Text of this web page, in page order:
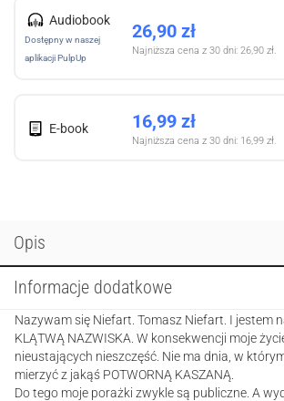
Audiobook
Dostępny w naszej
aplikacji PulpUp
26,90 zł
Najniższa cena z 30 dni: 26,90 zł.
E-book 16,99 zł
Najniższa cena z 30 dni: 16,99 zł.
Opis
Informacje dodatkowe
Nazywam się Niefart. Tomasz Niefart. I jestem
KLĄTWĄ NAZWISKA. W konsekwencji moje
nieustających nieszczęść. Nie ma dnia, w
mierzyć z jakąś POTWORNĄ KASZANĄ.
Do tego moje porażki zwykle są publiczne. A